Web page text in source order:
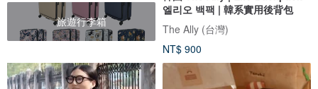
旅遊行李箱
엘리오 백팩 | 韓系實用後背包
The Ally (台灣)
NT$ 900